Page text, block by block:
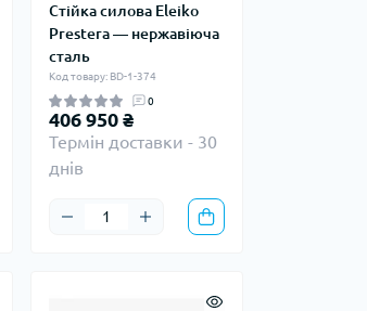
Стійка силова Eleiko
Prestera — нержавіюча
сталь
Код товару: BD-1-374
0
406 950 ₴
Термін доставки - 30
днів